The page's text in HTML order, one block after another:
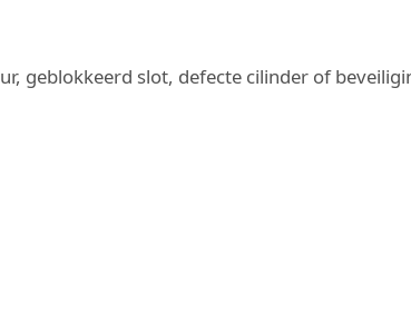
geblokkeerd slot, defecte cilinder of